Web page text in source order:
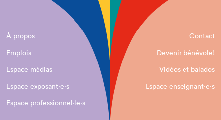
À propos
Contact
Emplois
Devenir bénévole!
Espace médias
Vidéos et balados
Espace exposant·e⋅s
Espace enseignant·e⋅s
Espace professionnel·le⋅s